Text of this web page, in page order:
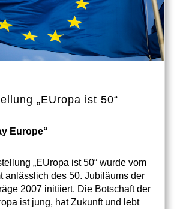
„EUropa ist 50“
Europe“
„EUropa ist 50“ wurde vom
anlässlich des 50. Jubiläums der
2007 initiiert. Die Botschaft der
ist jung, hat Zukunft und lebt